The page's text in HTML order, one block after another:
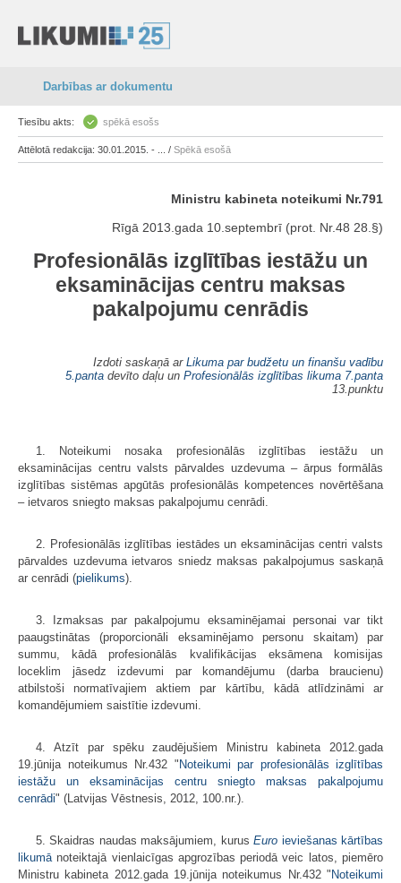
Darbības ar dokumentu
Tiesību akts: spēkā esošs
Attēlotā redakcija: 30.01.2015. - ... / Spēkā esošā
Ministru kabineta noteikumi Nr.791
Rīgā 2013.gada 10.septembrī (prot. Nr.48 28.§)
Profesionālās izglītības iestāžu un
eksaminācijas centru maksas
pakalpojumu cenrādis
Izdoti saskaņā ar Likuma par budžetu un finanšu vadību
5.panta devīto daļu un Profesionālās izglītības likuma 7.panta
13.punktu
1. Noteikumi nosaka profesionālās izglītības iestāžu un
eksaminācijas centru valsts pārvaldes uzdevuma – ārpus formālās
izglītības sistēmas apgūtās profesionālās kompetences novērtēšana
– ietvaros sniegto maksas pakalpojumu cenrādi.
2. Profesionālās izglītības iestādes un eksaminācijas centri valsts
pārvaldes uzdevuma ietvaros sniedz maksas pakalpojumus saskaņā
ar cenrādi (pielikums).
3. Izmaksas par pakalpojumu eksaminējamai personai var tikt
paaugstinātas (proporcionāli eksaminējamo personu skaitam) par
summu, kādā profesionālās kvalifikācijas eksāmena komisijas
loceklim jāsedz izdevumi par komandējumu (darba braucienu)
atbilstoši normatīvajiem aktiem par kārtību, kādā atlīdzināmi ar
komandējumiem saistītie izdevumi.
4. Atzīt par spēku zaudējušiem Ministru kabineta 2012.gada
19.jūnija noteikumus Nr.432 "Noteikumi par profesionālās izglītības
iestāžu un eksaminācijas centru sniegto maksas pakalpojumu
cenrādi" (Latvijas Vēstnesis, 2012, 100.nr.).
5. Skaidras naudas maksājumiem, kurus Euro ieviešanas kārtības
likumā noteiktajā vienlaicīgas apgrozības periodā veic latos, piemēro
Ministru kabineta 2012.gada 19.jūnija noteikumus Nr.432 "Noteikumi